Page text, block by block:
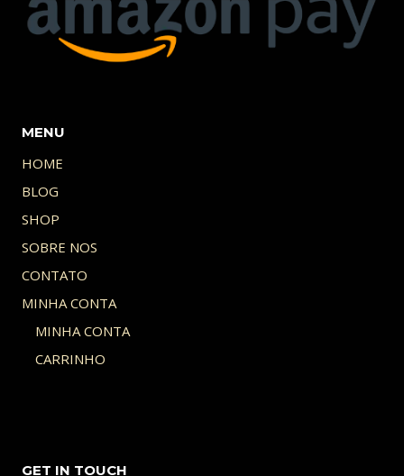
MENU
HOME
BLOG
SHOP
SOBRE NOS
CONTATO
MINHA CONTA
MINHA CONTA
CARRINHO
GET IN TOUCH